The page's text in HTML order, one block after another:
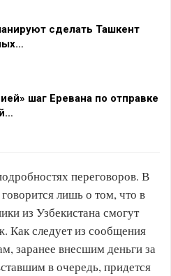
сделать Ташкент
шаг Еревана по отправке
переговоров. В
лишь о том, что в
из Узбекистана смогут
Как следует из сообщения
заранее внесшим деньги за
в очередь, придется